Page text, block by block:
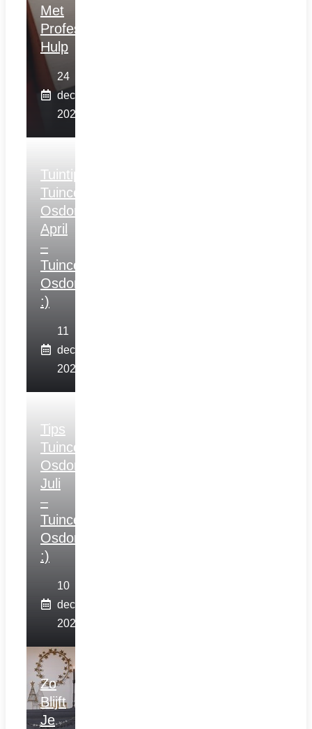
Met
Professionele
Hulp
24
december
2025
Tuintips
Tuincentrum
Osdorp
April
–
Tuincentrum
Osdorp
:)
11
december
2025
Tips
Tuincentrum
Osdorp
Juli
–
Tuincentrum
Osdorp
:)
10
december
2025
Zo
Blijft
Je